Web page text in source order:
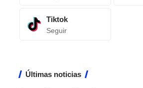
Tiktok
Seguir
Últimas noticias